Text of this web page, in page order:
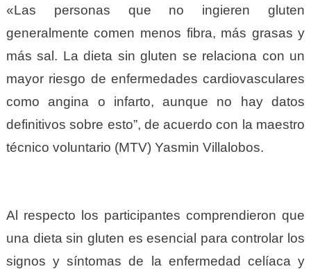
«Las personas que no ingieren gluten
generalmente comen menos fibra, más grasas y
más sal. La dieta sin gluten se relaciona con un
mayor riesgo de enfermedades cardiovasculares
como angina o infarto, aunque no hay datos
definitivos sobre esto”, de acuerdo con la maestro
técnico voluntario (MTV) Yasmin Villalobos.
Al respecto los participantes comprendieron que
una dieta sin gluten es esencial para controlar los
signos y síntomas de la enfermedad celíaca y